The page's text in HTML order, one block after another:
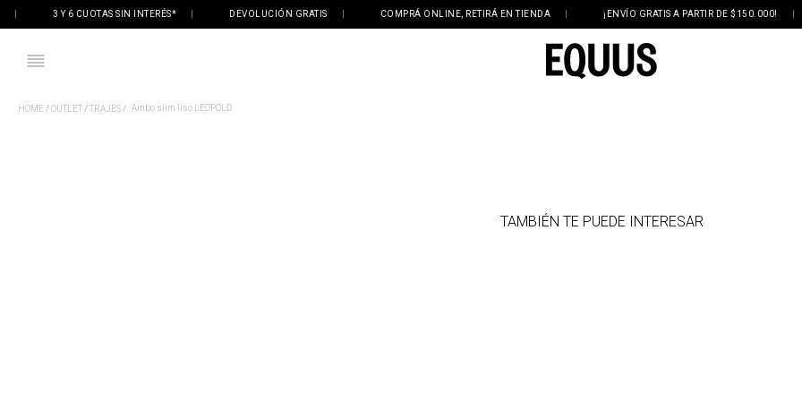
3 Y 6 CUOTAS SIN INTERÉS* | DEVOLUCIÓN GRATIS | COMPRÁ ONLINE, RETIRÁ EN TIENDA | ¡ENVÍO GRATIS A PARTIR DE $150.000! |
OUTLET TRAJES Ambo slim liso LEOPOLD
TAMBIÉN TE PUEDE INTERESAR